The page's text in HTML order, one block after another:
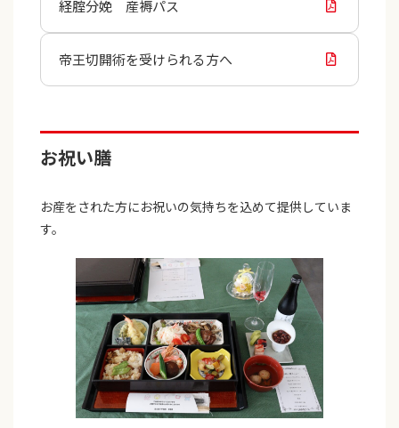
経腟分娩 産褥パス
帝王切開術を受けられる方へ
お祝い膳
お産をされた方にお祝いの気持ちを込めて提供していま
す。